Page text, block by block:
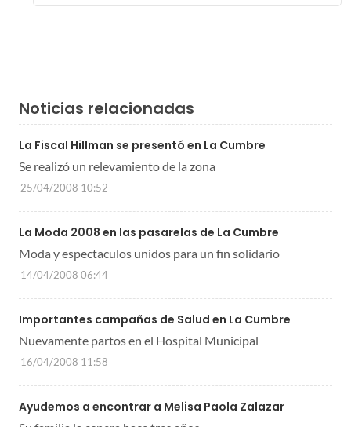
Noticias relacionadas
La Fiscal Hillman se presentó en La Cumbre
Se realizó un relevamiento de la zona
25/04/2008 10:52
La Moda 2008 en las pasarelas de La Cumbre
Moda y espectaculos unidos para un fin solidario
14/04/2008 06:44
Importantes campañas de Salud en La Cumbre
Nuevamente partos en el Hospital Municipal
16/04/2008 11:58
Ayudemos a encontrar a Melisa Paola Zalazar